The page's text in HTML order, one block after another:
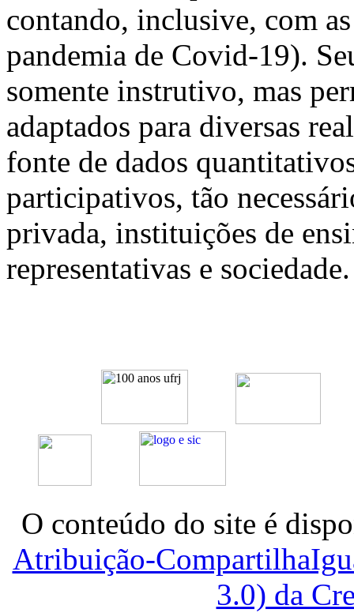
contando, inclusive, com
pandemia de Covid-19).
somente instrutivo, mas
adaptados para diversas
fonte de dados
participativos, tão
privada, instituições de
representativas e sociedade.
O conteúdo do site é
Atribuição-
3.0) da